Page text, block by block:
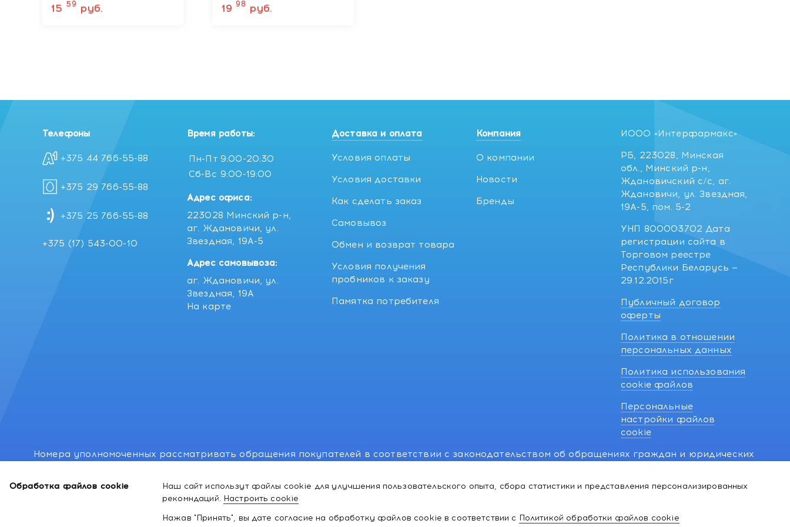
женьшеня и маслом
авокадо с маркировкой
15 59 руб.
кокосовым маслом с
маркировкой KJMN,
19 98 руб.
Обработка файлов cookie
Наш сайт использут файлы cookie для улучшения пользовательского опыта, сбора статистики и представления персонализированных
рекомндаций. Настроить cookie
Нажав "Принять", вы дате согласие на обработку файлов cookie в соответствии с Политикой обработки файлов cookie
Телефоны
+375 44 766-55-88
+375 29 766-55-88
+375 25 766-55-88
+375 (17) 543-00-10
Время работы:
Пн-Пт 9:00-20:30
Сб-Вс 9:00-19:00
Адрес офиса:
223028 Минский р-н,
аг. Ждановичи, ул.
Звездная, 19А-5
Адрес самовывоза:
аг. Ждановичи, ул.
Звездная, 19А
На карте
Доставка и оплата
Условия оплаты
Условия доставки
Как сделать заказ
Самовывоз
Обмен и возврат товара
Условия получения
пробников к заказу
Памятка потребителя
Компания
О компании
Новости
Бренды
ИООО «Интерфармакс»
РБ, 223028, Минская
обл., Минский р-н,
Ждановичский с/с, аг.
Ждановичи, ул. Звездная,
19А-5, пом. 5-2
УНП 800003702 Дата
регистрации сайта в
Торговом реестре
Республики Беларусь —
29.12.2015г
Публичный договор
оферты
Политика в отношении
персональных данных
Политика использования
cookie файлов
Персональные
настройки файлов
cookie
Номера уполномоченных рассматривать обращения покупателей в соответствии с законодательством об обращениях граждан и юридических
Номер и адрес электронной почты лица, уполномоченного рассматривать обращения покупателей о нарушении их прав, предусмотренных
законодательством о защите прав потребителей:766-55-88 (для всех мобильных операторов), info@kakvapteke.by